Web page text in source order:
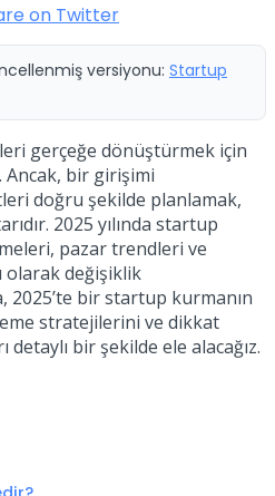
on Twitter
versiyonu: Startup
gerçeğe dönüştürmek için
Ancak, bir girişimi
doğru şekilde planlamak,
2025 yılında startup
pazar trendleri ve
olarak değişiklik
2025’te bir startup kurmanın
stratejilerini ve dikkat
bir şekilde ele alacağız.